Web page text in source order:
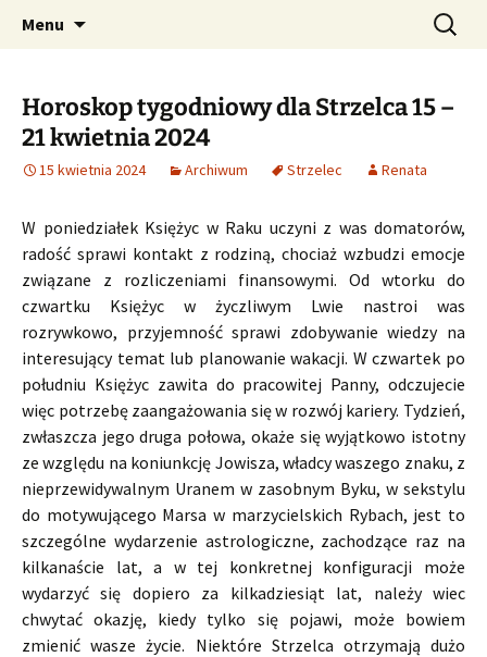
CzaroMarowy horoskop
dzienny, miesięczny i
tygodniowy
Profesjonalne przepowiednie astrologiczne
Menu Szukaj:
Horoskop tygodniowy dla Strzelca 15 –
21 kwietnia 2024
15 kwietnia 2024 Archiwum Strzelec Renata
W poniedziałek Księżyc w Raku uczyni z was domatorów,
radość sprawi kontakt z rodziną, chociaż wzbudzi emocje
związane z rozliczeniami finansowymi. Od wtorku do
czwartku Księżyc w życzliwym Lwie nastroi was
rozrywkowo, przyjemność sprawi zdobywanie wiedzy na
interesujący temat lub planowanie wakacji. W czwartek po
południu Księżyc zawita do pracowitej Panny, odczujecie
więc potrzebę zaangażowania się w rozwój kariery. Tydzień,
zwłaszcza jego druga połowa, okaże się wyjątkowo istotny
ze względu na koniunkcję Jowisza, władcy waszego znaku, z
nieprzewidywalnym Uranem w zasobnym Byku, w sekstylu
do motywującego Marsa w marzycielskich Rybach, jest to
szczególne wydarzenie astrologiczne, zachodzące raz na
kilkanaście lat, a w tej konkretnej konfiguracji może
wydarzyć się dopiero za kilkadziesiąt lat, należy wiec
chwytać okazję, kiedy tylko się pojawi, może bowiem
zmienić wasze życie. Niektóre Strzelca otrzymają dużo